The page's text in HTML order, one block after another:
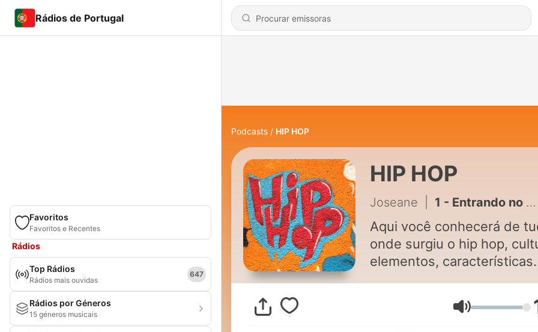
Rádios de Portugal
Favoritos
Favoritos e Recentes
Rádios
Top Rádios
Rádios mais ouvidas
647
Rádios por Géneros
15 géneros musicais
Podcasts HIP HOP
HIP HOP
Joseane 1 - Entrando no mundo HIP HOP.
Aqui você conhecerá de
onde surgiu o hip hop,
elementos,
Volume